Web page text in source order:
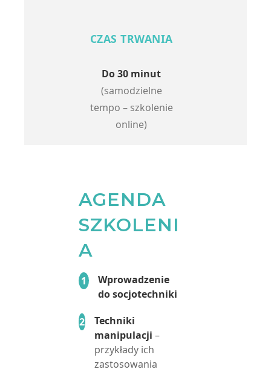
CZAS TRWANIA
Do 30 minut
(samodzielne
tempo – szkolenie
online)
AGENDA
SZKOLENI
A
1
Wprowadzenie
do socjotechniki
2
Techniki
manipulacji –
przykłady ich
zastosowania